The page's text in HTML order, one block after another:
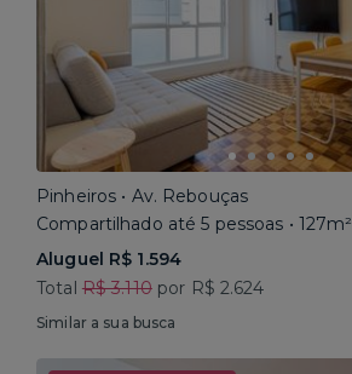
Pinheiros • Av. Rebouças
Compartilhado até 5 pessoas • 127m²
Aluguel R$ 1.594
Total R$ 3.110por R$ 2.624
Similar a sua busca